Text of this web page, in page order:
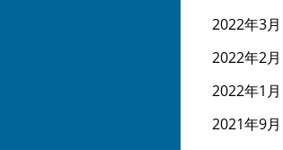
2022年3月
2022年2月
2022年1月
2021年9月